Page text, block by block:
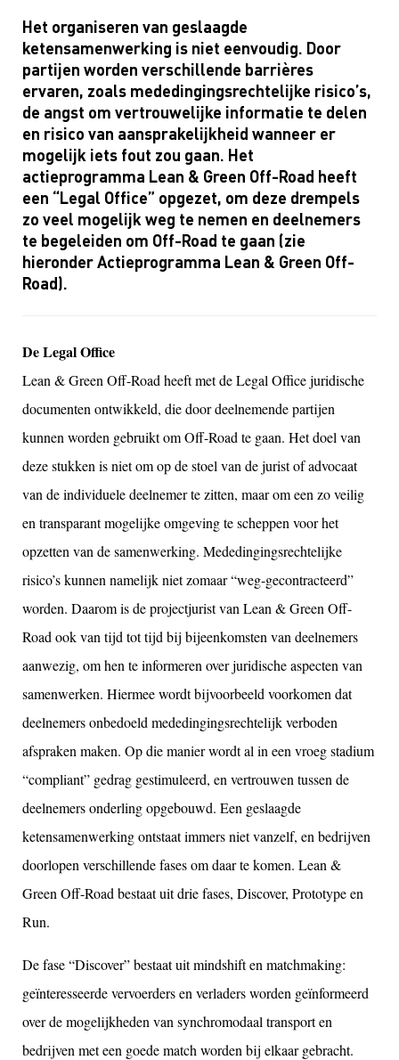
Het organiseren van geslaagde
ketensamenwerking is niet eenvoudig. Door
partijen worden verschillende barrières
ervaren, zoals mededingingsrechtelijke risico’s,
de angst om vertrouwelijke informatie te delen
en risico van aansprakelijkheid wanneer er
mogelijk iets fout zou gaan. Het
actieprogramma Lean & Green Off-Road heeft
een “Legal Office” opgezet, om deze drempels
zo veel mogelijk weg te nemen en deelnemers
te begeleiden om Off-Road te gaan (zie
hieronder Actieprogramma Lean & Green Off-
Road).
De Legal Office
Lean & Green Off-Road heeft met de Legal Office juridische
documenten ontwikkeld, die door deelnemende partijen
kunnen worden gebruikt om Off-Road te gaan. Het doel van
deze stukken is niet om op de stoel van de jurist of advocaat
van de individuele deelnemer te zitten, maar om een zo veilig
en transparant mogelijke omgeving te scheppen voor het
opzetten van de samenwerking. Mededingingsrechtelijke
risico’s kunnen namelijk niet zomaar “weg-gecontracteerd”
worden. Daarom is de projectjurist van Lean & Green Off-
Road ook van tijd tot tijd bij bijeenkomsten van deelnemers
aanwezig, om hen te informeren over juridische aspecten van
samenwerken. Hiermee wordt bijvoorbeeld voorkomen dat
deelnemers onbedoeld mededingingsrechtelijk verboden
afspraken maken. Op die manier wordt al in een vroeg stadium
“compliant” gedrag gestimuleerd, en vertrouwen tussen de
deelnemers onderling opgebouwd. Een geslaagde
ketensamenwerking ontstaat immers niet vanzelf, en bedrijven
doorlopen verschillende fases om daar te komen. Lean &
Green Off-Road bestaat uit drie fases, Discover, Prototype en
Run.
De fase “Discover” bestaat uit mindshift en matchmaking:
geïnteresseerde vervoerders en verladers worden geïnformeerd
over de mogelijkheden van synchromodaal transport en
bedrijven met een goede match worden bij elkaar gebracht.